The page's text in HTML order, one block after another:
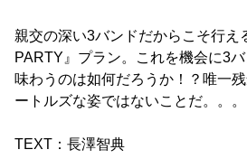
親交の深い3バンドだからこそ行え
PARTY』プラン。これを機会に3
味わうのは如何だろうか！？唯一
ートルズな姿ではないことだ。。。
TEXT：長澤智典